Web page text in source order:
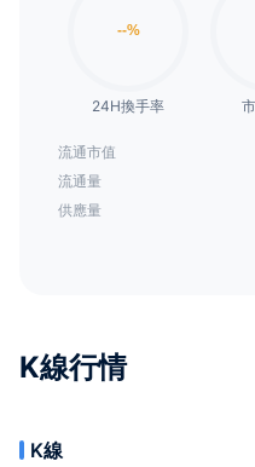
24H換手率
流通市值
流通量
供應量
K線行情
K線